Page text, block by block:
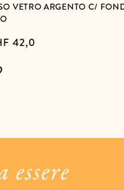
VETRO ARGENTO C/
42,0